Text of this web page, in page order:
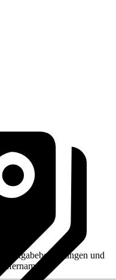
und